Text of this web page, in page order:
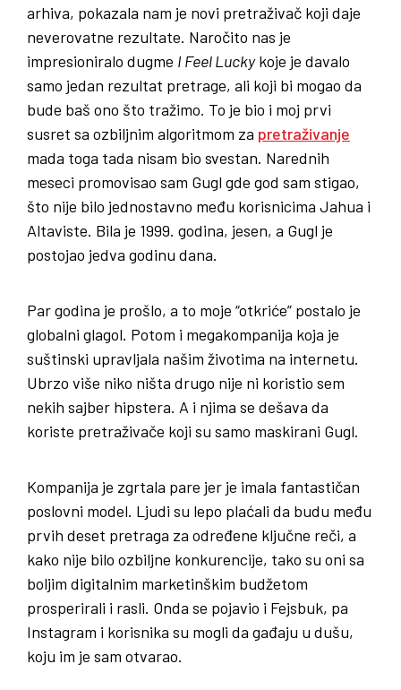
arhiva, pokazala nam je novi pretraživač koji daje
neverovatne rezultate. Naročito nas je
impresioniralo dugme I Feel Luckykoje je davalo
samo jedan rezultat pretrage, ali koji bi mogao da
bude baš ono što tražimo. To je bio i moj prvi
susret sa ozbiljnim algoritmom za pretraživanje
mada toga tada nisam bio svestan. Narednih
meseci promovisao sam Gugl gde god sam stigao,
što nije bilo jednostavno među korisnicima Jahua i
Altaviste. Bila je 1999. godina, jesen, a Gugl je
postojao jedva godinu dana.
Par godina je prošlo, a to moje “otkriće” postalo je
globalni glagol. Potom i megakompanija koja je
suštinski upravljala našim životima na internetu.
Ubrzo više niko ništa drugo nije ni koristio sem
nekih sajber hipstera. A i njima se dešava da
koriste pretraživače koji su samo maskirani Gugl.
Kompanija je zgrtala pare jer je imala fantastičan
poslovni model. Ljudi su lepo plaćali da budu među
prvih deset pretraga za određene ključne reči, a
kako nije bilo ozbiljne konkurencije, tako su oni sa
boljim digitalnim marketinškim budžetom
prosperirali i rasli. Onda se pojavio i Fejsbuk, pa
Instagram i korisnika su mogli da gađaju u dušu,
koju im je sam otvarao.